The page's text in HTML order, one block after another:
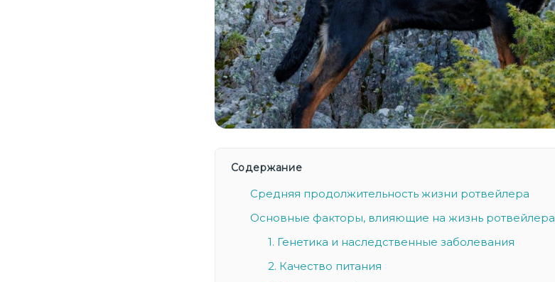
Содержание
Средняя продолжительность жизни ротвейлера
Основные факторы, влияющие на жизнь ротвейлера
1. Генетика и наследственные заболевания
2. Качество питания